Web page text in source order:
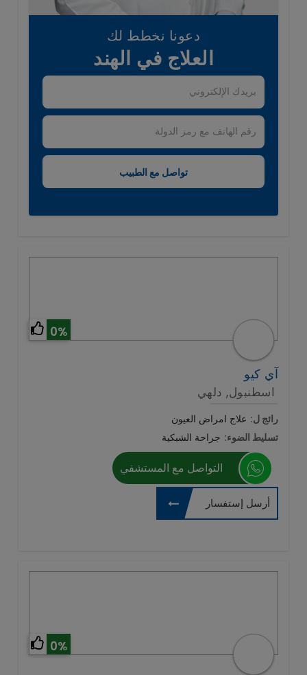
دعونا نخطط لك
العلاج في الهند
0%
آي كيو
اسطنبول, دلهي
رائج ل: علاج امراض العيون
تسليط الضوء: جراحة الشبكية
التواصل مع المستشفي
أرسل إستفسار
0%